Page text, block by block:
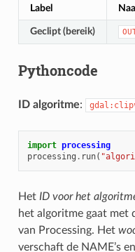
Label
Geclipt (bereik)
Pythoncode
ID algoritme:
import processing
processing . run(
Het ID voor het
het algoritme gaat met
van Processing. Het
verschaft de NAME’s